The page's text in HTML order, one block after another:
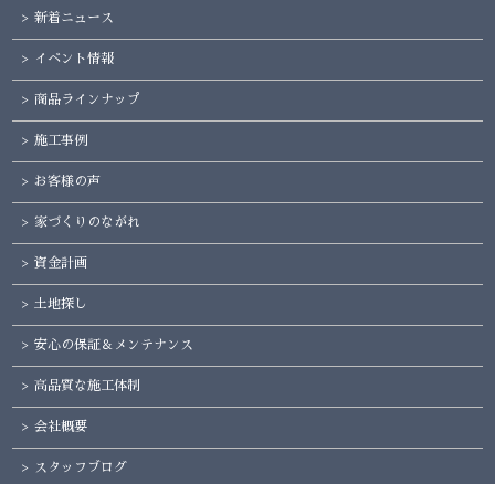
新着ニュース
イベント情報
商品ラインナップ
施工事例
お客様の声
家づくりのながれ
資金計画
土地探し
安心の保証＆メンテナンス
高品質な施工体制
会社概要
スタッフブログ